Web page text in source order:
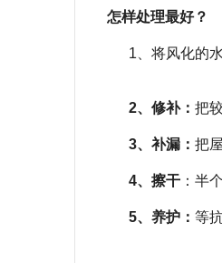
怎样处理最好？
1、将风化的
2、修补： 把
3、补漏： 把
4、擦干 ：半
5、养护： 等